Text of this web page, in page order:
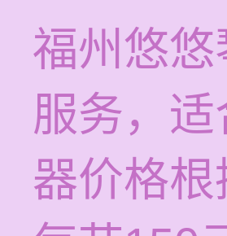
福州悠
服务，
器价格